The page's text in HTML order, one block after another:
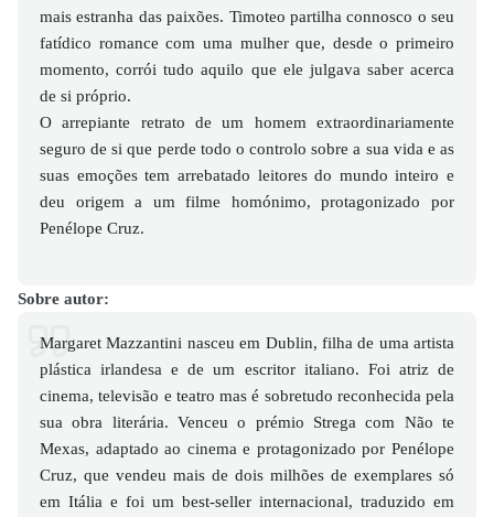
mais estranha das paixões. Timoteo partilha connosco o seu
fatídico romance com uma mulher que, desde o primeiro
momento, corrói tudo aquilo que ele julgava saber acerca
de si próprio.
O arrepiante retrato de um homem extraordinariamente
seguro de si que perde todo o controlo sobre a sua vida e as
suas emoções tem arrebatado leitores do mundo inteiro e
deu origem a um filme homónimo, protagonizado por
Penélope Cruz.
Sobre autor:
Margaret Mazzantini nasceu em Dublin, filha de uma artista
plástica irlandesa e de um escritor italiano. Foi atriz de
cinema, televisão e teatro mas é sobretudo reconhecida pela
sua obra literária. Venceu o prémio Strega com Não te
Mexas, adaptado ao cinema e protagonizado por Penélope
Cruz, que vendeu mais de dois milhões de exemplares só
em Itália e foi um best-seller internacional, traduzido em